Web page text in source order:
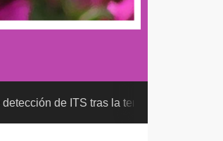
ITS tras la temporada futbolera,